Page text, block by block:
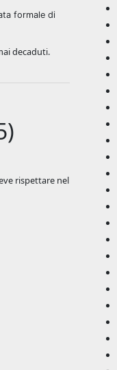
formale di
decaduti.
rispettare nel